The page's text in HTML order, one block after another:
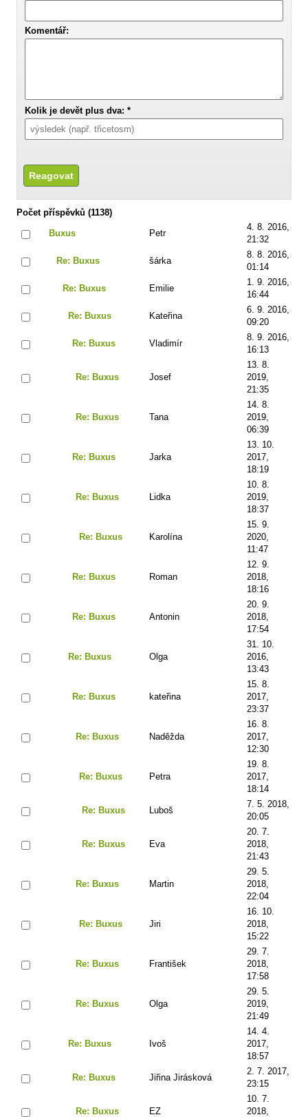
Komentář:
Kolik je devět plus dva: *
Počet příspěvků (1138)
Buxus
Petr
4. 8. 2016,
21:32
Re: Buxus šárka
8. 8. 2016,
01:14
Re: Buxus Emilie
1. 9. 2016,
16:44
Re: Buxus Kateřina
6. 9. 2016,
09:20
Re: Buxus Vladimír
8. 9. 2016,
16:13
Re: Buxus Josef
13. 8.
2019,
21:35
Re: Buxus Tana
14. 8.
2019,
06:39
Re: Buxus Jarka
13. 10.
2017,
18:19
Re: Buxus Lidka
10. 8.
2019,
18:37
Re: Buxus Karolína
15. 9.
2020,
11:47
Re: Buxus Roman
12. 9.
2018,
18:16
Re: Buxus Antonin
20. 9.
2018,
17:54
Re: Buxus Olga
31. 10.
2016,
13:43
Re: Buxus kateřina
15. 8.
2017,
23:37
Re: Buxus Naděžda
16. 8.
2017,
12:30
Re: Buxus Petra
19. 8.
2017,
18:14
Re: Buxus Luboš
7. 5. 2018,
20:05
Re: Buxus Eva
20. 7.
2018,
21:43
Re: Buxus Martin
29. 5.
2018,
22:04
Re: Buxus Jiri
16. 10.
2018,
15:22
Re: Buxus František
29. 7.
2018,
17:58
Re: Buxus Olga
29. 5.
2019,
21:49
Re: Buxus Ivoš
14. 4.
2017,
18:57
Re: Buxus Jiřina Jirásková
2. 7. 2017,
23:15
Re: Buxus EZ
10. 7.
2018,